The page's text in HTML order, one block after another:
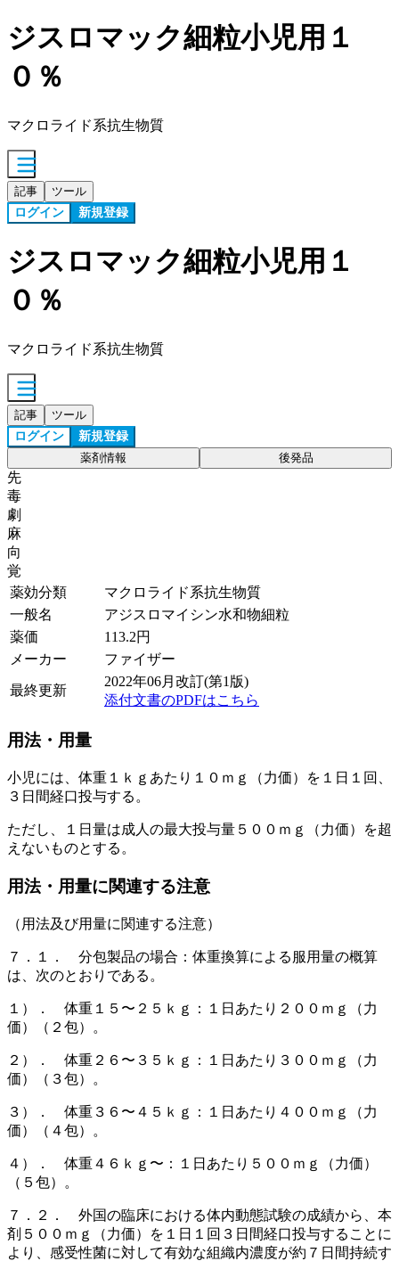
ジスロマック細粒小児用１
０％
マクロライド系抗生物質
記事 ツール
ログイン 新規登録
ジスロマック細粒小児用１
０％
マクロライド系抗生物質
記事 ツール
ログイン 新規登録
薬剤情報 後発品
先
毒
劇
麻
向
覚
薬効分類
マクロライド系抗生物質
一般名
アジスロマイシン水和物細粒
薬価
113.2円
メーカー
ファイザー
最終更新
2022年06月改訂(第1版)
添付文書のPDFはこちら
用法・用量
小児には、体重１ｋｇあたり１０ｍｇ（力価）を１日１回、
３日間経口投与する。
ただし、１日量は成人の最大投与量５００ｍｇ（力価）を超
えないものとする。
用法・用量に関連する注意
（用法及び用量に関連する注意）
７．１． 分包製品の場合：体重換算による服用量の概算
は、次のとおりである。
１）． 体重１５〜２５ｋｇ：１日あたり２００ｍｇ（力
価）（２包）。
２）． 体重２６〜３５ｋｇ：１日あたり３００ｍｇ（力
価）（３包）。
３）． 体重３６〜４５ｋｇ：１日あたり４００ｍｇ（力
価）（４包）。
４）． 体重４６ｋｇ〜：１日あたり５００ｍｇ（力価）
（５包）。
７．２． 外国の臨床における体内動態試験の成績から、本
剤５００ｍｇ（力価）を１日１回３日間経口投与することに
より、感受性菌に対して有効な組織内濃度が約７日間持続す